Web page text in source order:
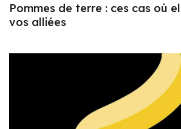
Pommes de terre : ces cas où
vos alliées